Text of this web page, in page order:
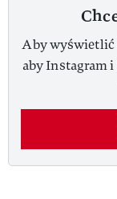
Aby wyświetlić
aby Instagram i